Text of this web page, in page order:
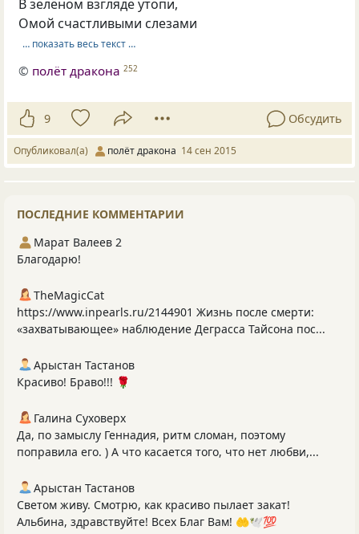
В зелёном взгляде утопи,
Омой счастливыми слезами
… показать весь текст …
© полёт дракона 252
9 Обсудить
Опубликовал(а) полёт дракона 14 сен 2015
ПОСЛЕДНИЕ КОММЕНТАРИИ
Марат Валеев 2
Благодарю!
TheMagicCat
https://www.inpearls.ru/2144901 Жизнь после смерти:
«захватывающее» наблюдение Деграсса Тайсона пос...
Арыстан Тастанов
Красиво! Браво!!! 🌹
Галина Суховерх
Да, по замыслу Геннадия, ритм сломан, поэтому
поправила его. ) А что касается того, что нет любви,...
Арыстан Тастанов
Светом живу. Смотрю, как красиво пылает закат!
Альбина, здравствуйте! Всех Благ Вам! 🤲🕊️💯